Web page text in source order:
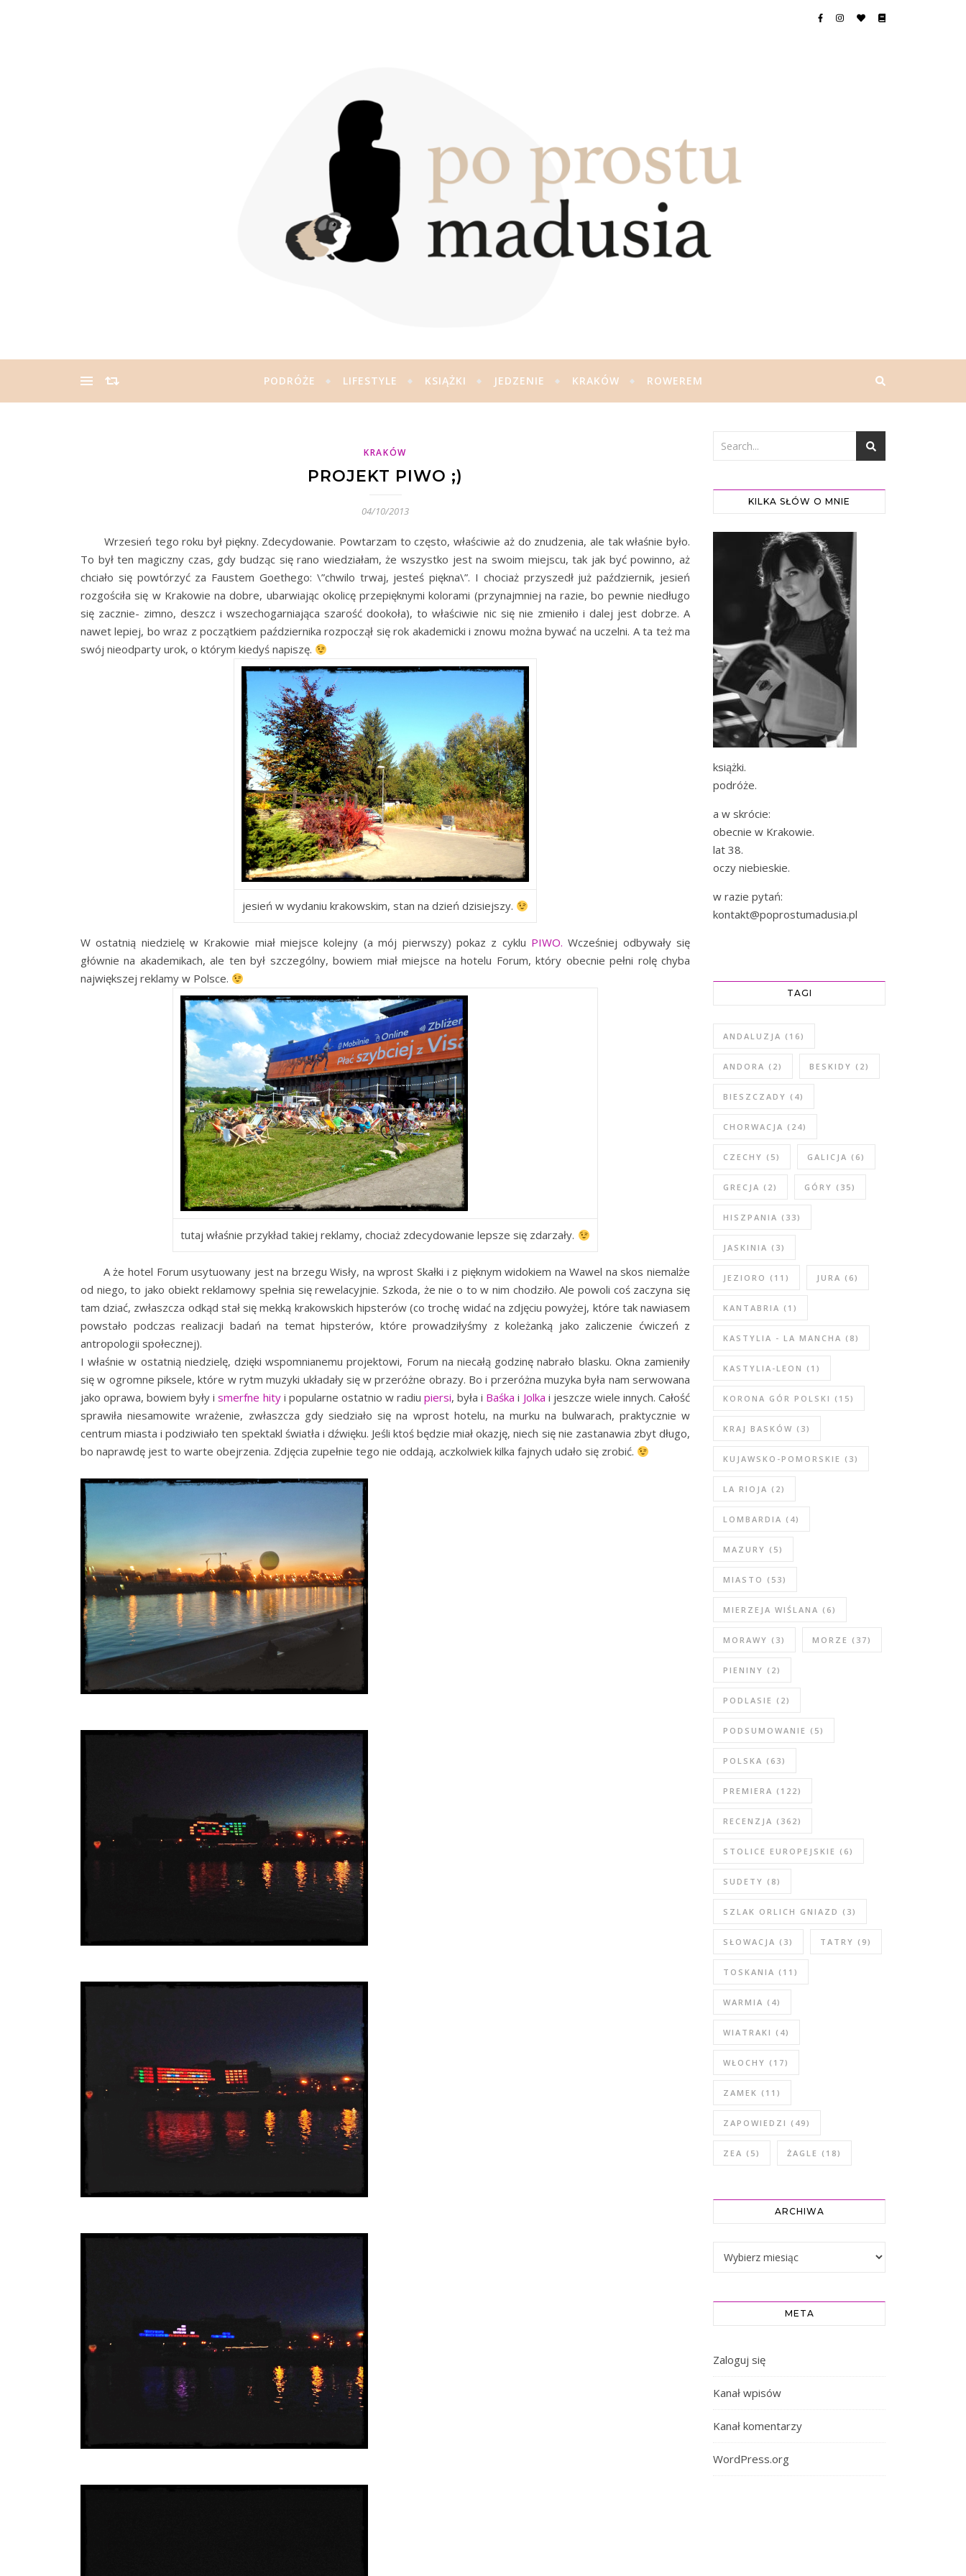
PODRÓŻE LIFESTYLE KSIĄŻKI JEDZENIE KRAKÓW ROWEREM
KRAKÓW
PROJEKT PIWO ;)
04/10/2013
Wrzesień tego roku był piękny. Zdecydowanie. Powtarzam to często, właściwie aż do znudzenia, ale tak właśnie było.
To był ten magiczny czas, gdy budząc się rano wiedziałam, że wszystko jest na swoim miejscu, tak jak być powinno, aż
chciało się powtórzyć za Faustem Goethego: \”chwilo trwaj, jesteś piękna\”. I chociaż przyszedł już październik, jesień
rozgościła się w Krakowie na dobre, ubarwiając okolicę przepięknymi kolorami (przynajmniej na razie, bo pewnie niedługo
się zacznie- zimno, deszcz i wszechogarniająca szarość dookoła), to właściwie nic się nie zmieniło i dalej jest dobrze. A
nawet lepiej, bo wraz z początkiem października rozpoczął się rok akademicki i znowu można bywać na uczelni. A ta też ma
swój nieodparty urok, o którym kiedyś napiszę.
jesień w wydaniu krakowskim, stan na dzień dzisiejszy.
W ostatnią niedzielę w Krakowie miał miejsce kolejny (a mój pierwszy) pokaz z cyklu PIWO. Wcześniej odbywały się
głównie na akademikach, ale ten był szczególny, bowiem miał miejsce na hotelu Forum, który obecnie pełni rolę chyba
największej reklamy w Polsce.
tutaj właśnie przykład takiej reklamy, chociaż zdecydowanie lepsze się zdarzały.
A że hotel Forum usytuowany jest na brzegu Wisły, na wprost Skałki i z pięknym widokiem na Wawel na skos niemalże
od niego, to jako obiekt reklamowy spełnia się rewelacyjnie. Szkoda, że nie o to w nim chodziło. Ale powoli coś zaczyna się
tam dziać, zwłaszcza odkąd stał się mekką krakowskich hipsterów (co trochę widać na zdjęciu powyżej, które tak nawiasem
powstało podczas realizacji badań na temat hipsterów, które prowadziłyśmy z koleżanką jako zaliczenie ćwiczeń z
antropologii społecznej).
I właśnie w ostatnią niedzielę, dzięki wspomnianemu projektowi, Forum na niecałą godzinę nabrało blasku. Okna zamieniły
się w ogromne piksele, które w rytm muzyki układały się w przeróżne obrazy. Bo i przeróżna muzyka była nam serwowana
jako oprawa, bowiem były ismerfne hityi popularne ostatnio w radiupiersi, była i Baśka i Jolka i jeszcze wiele innych. Całość
sprawiła niesamowite wrażenie, zwłaszcza gdy siedziało się na wprost hotelu, na murku na bulwarach, praktycznie w
centrum miasta i podziwiało ten spektakl światła i dźwięku. Jeśli ktoś będzie miał okazję, niech się nie zastanawia zbyt długo,
bo naprawdę jest to warte obejrzenia. Zdjęcia zupełnie tego nie oddają, aczkolwiek kilka fajnych udało się zrobić.
KILKA SŁÓW O MNIE
książki.
podróże.
a w skrócie:
obecnie w Krakowie.
lat 38.
oczy niebieskie.
w razie pytań:
kontakt@poprostumadusia.pl
TAGI
ANDALUZJA (16)
ANDORA (2) BESKIDY (2)
BIESZCZADY (4)
CHORWACJA (24)
CZECHY (5) GALICJA (6)
GRECJA (2) GÓRY (35)
HISZPANIA (33)
JASKINIA (3)
JEZIORO (11) JURA (6)
KANTABRIA (1)
KASTYLIA - LA MANCHA (8)
KASTYLIA-LEON (1)
KORONA GÓR POLSKI (15)
KRAJ BASKÓW (3)
KUJAWSKO-POMORSKIE (3)
LA RIOJA (2)
LOMBARDIA (4)
MAZURY (5)
MIASTO (53)
MIERZEJA WIŚLANA (6)
MORAWY (3) MORZE (37)
PIENINY (2)
PODLASIE (2)
PODSUMOWANIE (5)
POLSKA (63)
PREMIERA (122)
RECENZJA (362)
STOLICE EUROPEJSKIE (6)
SUDETY (8)
SZLAK ORLICH GNIAZD (3)
SŁOWACJA (3) TATRY (9)
TOSKANIA (11)
WARMIA (4)
WIATRAKI (4)
WŁOCHY (17)
ZAMEK (11)
ZAPOWIEDZI (49)
ZEA (5) ŻAGLE (18)
ARCHIWA
Archiwa
META
Zaloguj się
Kanał wpisów
Kanał komentarzy
WordPress.org